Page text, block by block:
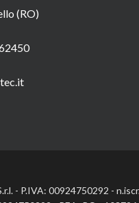
(RO)
- P.IVA: 00924750292 -